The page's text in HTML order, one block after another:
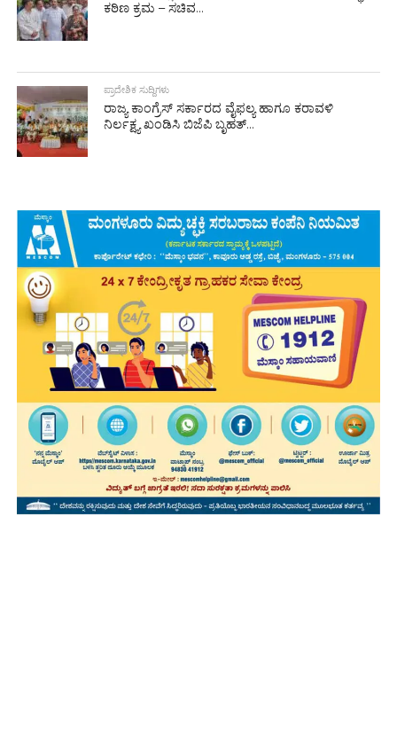
ಕಠಿಣ ಕ್ರಮ – ಸಚಿವ...
ಪ್ರಾದೇಶಿಕ ಸುದ್ದಿಗಳು
ರಾಜ್ಯ ಕಾಂಗ್ರೆಸ್ ಸರ್ಕಾರದ ವೈಫಲ್ಯ ಹಾಗೂ ಕರಾವಳಿ
ನಿರ್ಲಕ್ಷ್ಯ ಖಂಡಿಸಿ ಬಿಜೆಪಿ ಬೃಹತ್...